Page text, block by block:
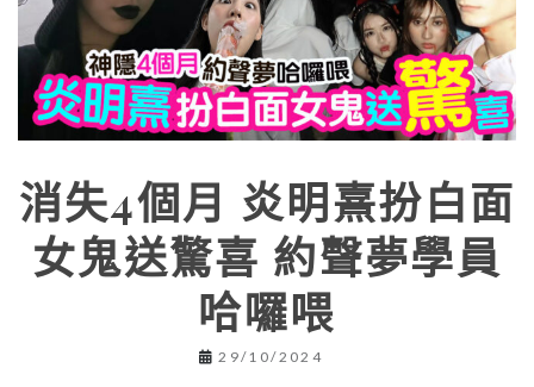
消失4個月 炎明熹扮白面
女鬼送驚喜 約聲夢學員
哈囉喂
29/10/2024